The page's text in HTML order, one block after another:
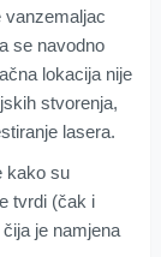
vanzemaljac
se navodno
lokacija nije
stvorenja,
lasera.
kako su
tvrdi (čak i
je namjena